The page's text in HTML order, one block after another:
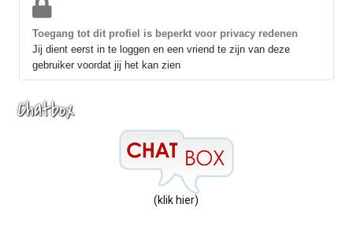
Toegang tot dit profiel is beperkt voor privacy redenen
Jij dient eerst in te loggen en een vriend te zijn van deze
gebruiker voordat jij het kan zien
Chatbox
(klik hier)